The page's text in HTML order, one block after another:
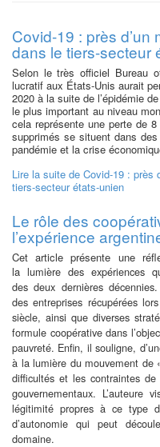
Covid-19 : près d’un
dans le tiers-secteur
Selon le très officiel Bureau
lucratif aux États-Unis aurait
2020 à la suite de l’épidémie
le plus important au niveau
cela représente une perte de
supprimés se situent dans
pandémie et la crise
Lire la suite de Covid-19 : près
tiers-secteur états-unien
Le rôle des
l’expérience
Cet article présente une
la lumière des expériences
desdeux dernières
desentreprises récupérées
siècle,ainsi que diverses
formule coopérative dans
pauvreté. Enfin, il souligne,
à la lumière du mouvement de
difficultés et les contraintes
gouvernementaux. L’auteure
légitimité propres à ce type
d’autonomie qui peut
domaine.